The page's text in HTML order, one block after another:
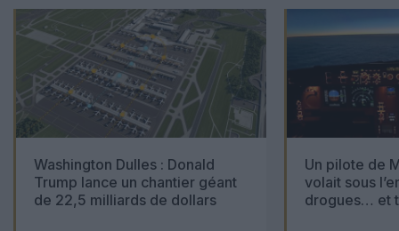
Washington Dulles : Donald
Trump lance un chantier géant
de 22,5 milliards de dollars
Un pilote de
volait sous
drogues… et